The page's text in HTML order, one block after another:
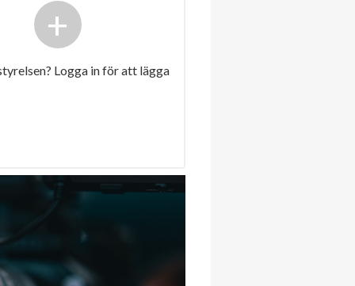
+
Logga in för att lägga